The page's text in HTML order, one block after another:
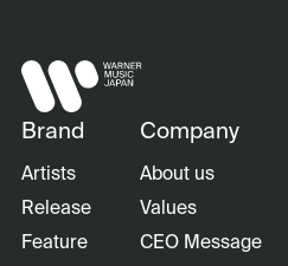
Brand
Artists
Release
Feature
Company
About us
Values
CEO Message